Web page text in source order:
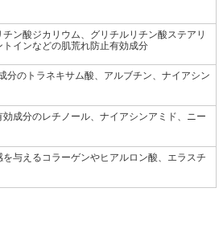
チン酸ジカリウム、グリチルリチン酸ステアリ
トインなどの肌荒れ防止有効成分
分のトラネキサム酸、アルブチン、ナイアシン
効成分のレチノール、ナイアシンアミド、ニー
を与えるコラーゲンやヒアルロン酸、エラスチ